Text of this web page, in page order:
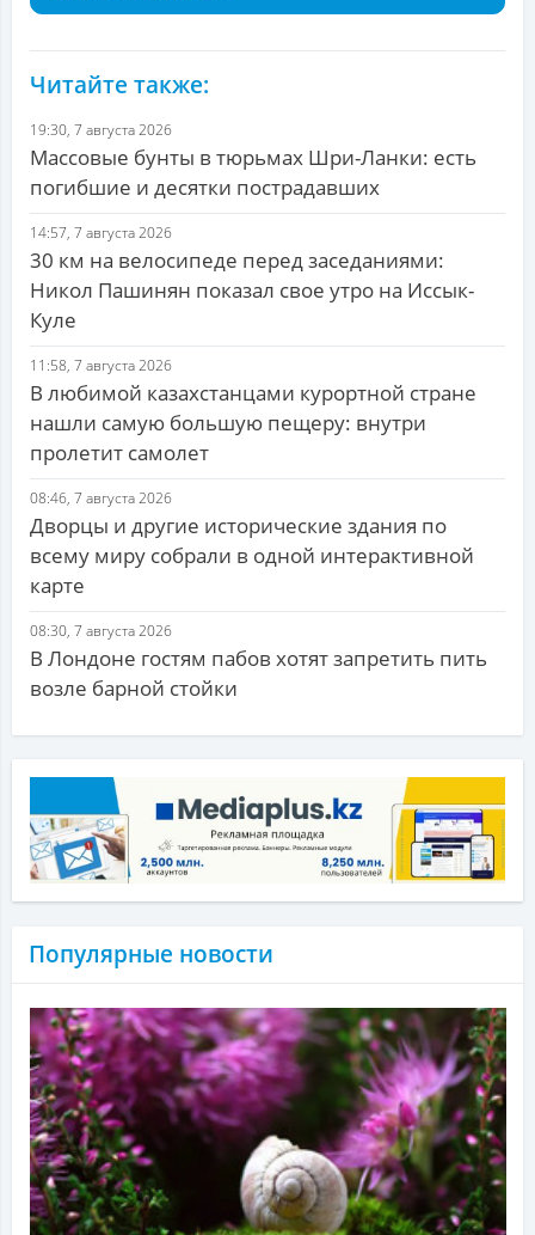
Читайте также:
19:30, 7 августа 2026
Массовые бунты в тюрьмах Шри-Ланки: есть
погибшие и десятки пострадавших
14:57, 7 августа 2026
30 км на велосипеде перед заседаниями:
Никол Пашинян показал свое утро на Иссык-
Куле
11:58, 7 августа 2026
В любимой казахстанцами курортной стране
нашли самую большую пещеру: внутри
пролетит самолет
08:46, 7 августа 2026
Дворцы и другие исторические здания по
всему миру собрали в одной интерактивной
карте
08:30, 7 августа 2026
В Лондоне гостям пабов хотят запретить пить
возле барной стойки
Популярные новости